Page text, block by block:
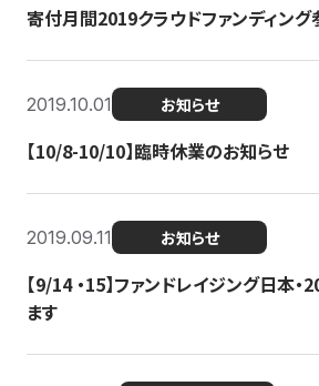
寄付月間2019クラウドファンディン
2019.10.01 お知らせ
【10/8-10/10】臨時休業のお知らせ
2019.09.11 お知らせ
【9/14 ・15】ファンドレイジング日本・
ます